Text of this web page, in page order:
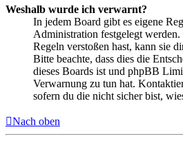
Weshalb wurde ich verwarnt?
In jedem Board gibt es eigene
Administration festgelegt werden.
Regeln verstoßen hast, kann sie
Bitte beachte, dass dies die
dieses Boards ist und phpBB
Verwarnung zu tun hat.
sofern du die nicht sicher bist,
Nach oben